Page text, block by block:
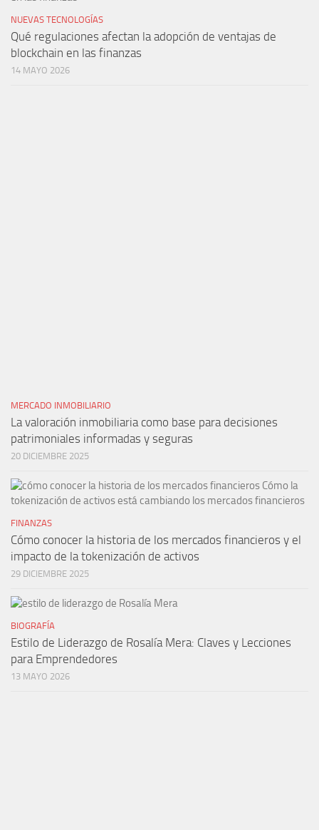
NUEVAS TECNOLOGÍAS
Qué regulaciones afectan la adopción de ventajas de
blockchain en las finanzas
14 MAYO 2026
MERCADO INMOBILIARIO
La valoración inmobiliaria como base para decisiones
patrimoniales informadas y seguras
20 DICIEMBRE 2025
FINANZAS
Cómo conocer la historia de los mercados financieros y el
impacto de la tokenización de activos
29 DICIEMBRE 2025
BIOGRAFÍA
Estilo de Liderazgo de Rosalía Mera: Claves y Lecciones
para Emprendedores
13 MAYO 2026